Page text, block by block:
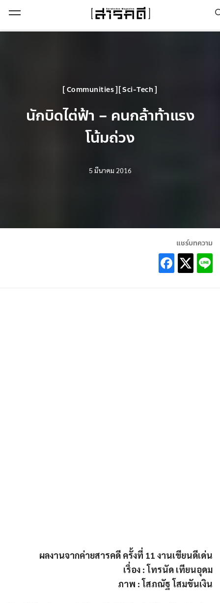
Communities Sci-Tech
นักบิดไต่ฟ้า – คนกล้าท้าแรง
โน้มถ่วง
5 มีนาคม 2016
แชร์บทความ
ผลงานจากค่ายสารคดี ครั้งที่ 11 งานเขียนดีเด่น
เรื่อง : โทรนัด เทียนอุดม
ภาพ : โสภณัฐ โสมขันเงิน